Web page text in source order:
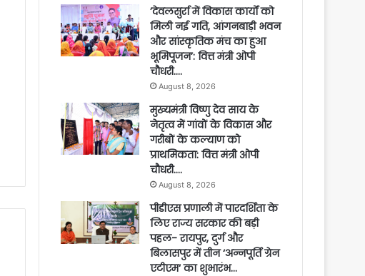
’देवलसुर्रा में विकास कार्यों को
मिली नई गति, आंगनबाड़ी भवन
और सांस्कृतिक मंच का हुआ
भूमिपूजन’: वित्त मंत्री ओपी
चौधरी….
August 8, 2026
मुख्यमंत्री विष्णु देव साय के
नेतृत्व में गांवों के विकास और
गरीबों के कल्याण को
प्राथमिकता: वित्त मंत्री ओपी
चौधरी….
August 8, 2026
पीडीएस प्रणाली में पारदर्शिता के
लिए राज्य सरकार की बड़ी
पहल- रायपुर, दुर्ग और
बिलासपुर में तीन ‘अन्नपूर्ति ग्रेन
एटीएम‘ का शुभारंभ…